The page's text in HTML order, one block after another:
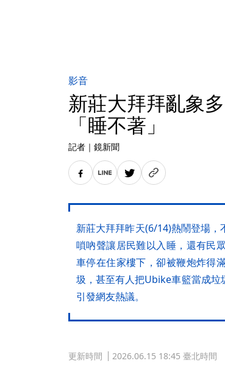
影音
新莊大拜拜亂象
「睡不著」
記者 ｜ 鏡新聞
新莊大拜拜昨天(6/14)熱鬧登場，
嗩吶聲讓居民難以入睡，還有民
車停在住家樓下，卻被鞭炮炸得
圾，甚至有人把Ubike車籃當成垃
引發網友熱議。
更新時間 2026.06.15 18:45 臺北時間